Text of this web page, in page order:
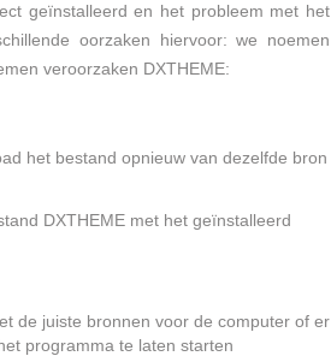
geïnstalleerd en het probleem met het
oorzaken hiervoor: we noemen
veroorzaken DXTHEME:
het bestand opnieuw van dezelfde bron
DXTHEME met het geïnstalleerd
de juiste bronnen voor de computer of er
programma te laten starten